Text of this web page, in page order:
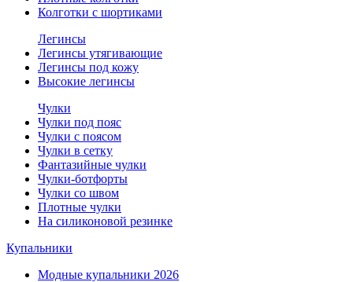
Колготки с шортиками
Легинсы
Легинсы утягивающие
Легинсы под кожу
Высокие легинсы
Чулки
Чулки под пояс
Чулки с поясом
Чулки в сетку
Фантазийные чулки
Чулки-ботфорты
Чулки со швом
Плотные чулки
На силиконовой резинке
Купальники
Модные купальники 2026